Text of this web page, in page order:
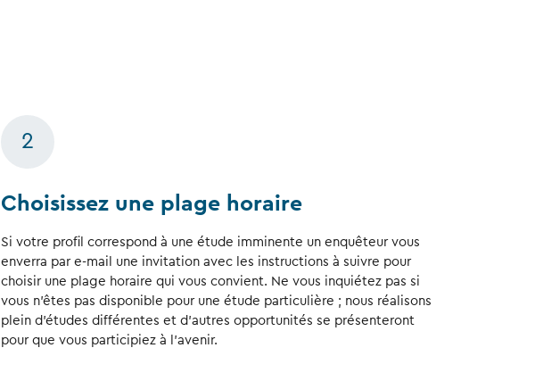
2
Choisissez une plage horaire
Si votre profil correspond à une étude imminente un enquêteur vous
enverra par e-mail une invitation avec les instructions à suivre pour
choisir une plage horaire qui vous convient. Ne vous inquiétez pas si
vous n’êtes pas disponible pour une étude particulière ; nous réalisons
plein d’études différentes et d’autres opportunités se présenteront
pour que vous participiez à l’avenir.